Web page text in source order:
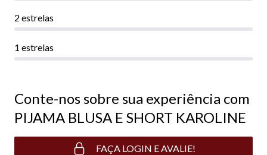
2 estrelas
1 estrelas
Conte-nos sobre sua experiência com
PIJAMA BLUSA E SHORT KAROLINE
FAÇA LOGIN E AVALIE!